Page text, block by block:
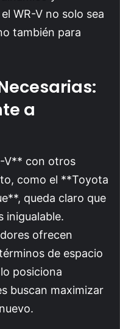
WR-V no solo sea
también para
a
V** con otros
como el **Toyota
queda claro que
inigualable.
ofrecen
de espacio
posiciona
buscan maximizar